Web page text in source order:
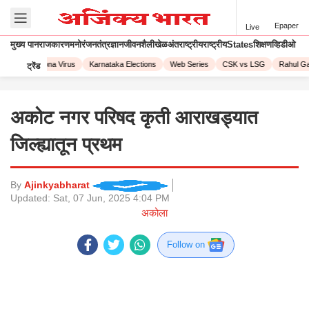
Live Epaper
मुख्य पानराजकारणमनोरंजनतंत्रज्ञानजीवनशैलीखेळअंतराष्ट्रीयराष्ट्रीयStatesशिक्षणव्हिडीओ
ट्रेंड
Corona Virus Karnataka Elections Web Series CSK vs LSG Rahul
अकोट नगर परिषद कृती आराखड्यात
जिल्ह्यातून प्रथम
By Ajinkyabharat
Updated: Sat, 07 Jun, 2025 4:04 PM
अकोला
Follow on